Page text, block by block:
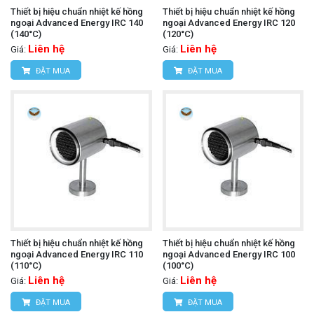
Thiết bị hiệu chuẩn nhiệt kế hồng
ngoại Advanced Energy IRC 140
(140°C)
Giá: Liên hệ
ĐẶT MUA
Thiết bị hiệu chuẩn nhiệt kế hồng
ngoại Advanced Energy IRC 120
(120°C)
Giá: Liên hệ
ĐẶT MUA
Thiết bị hiệu chuẩn nhiệt kế hồng
ngoại Advanced Energy IRC 110
(110°C)
Giá: Liên hệ
ĐẶT MUA
Thiết bị hiệu chuẩn nhiệt kế hồng
ngoại Advanced Energy IRC 100
(100°C)
Giá: Liên hệ
ĐẶT MUA